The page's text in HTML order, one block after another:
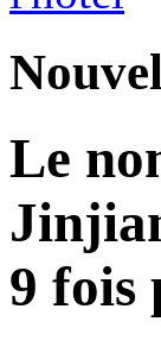
Le
9 fois